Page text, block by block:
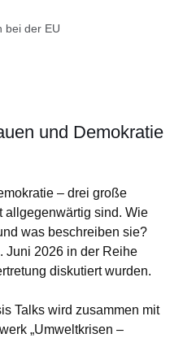
bei der EU
und Demokratie
– drei große
allgegenwärtig sind. Wie
was beschreiben sie?
Juni 2026 in der Reihe
diskutiert wurden.
Talks wird zusammen mit
„Umweltkrisen –